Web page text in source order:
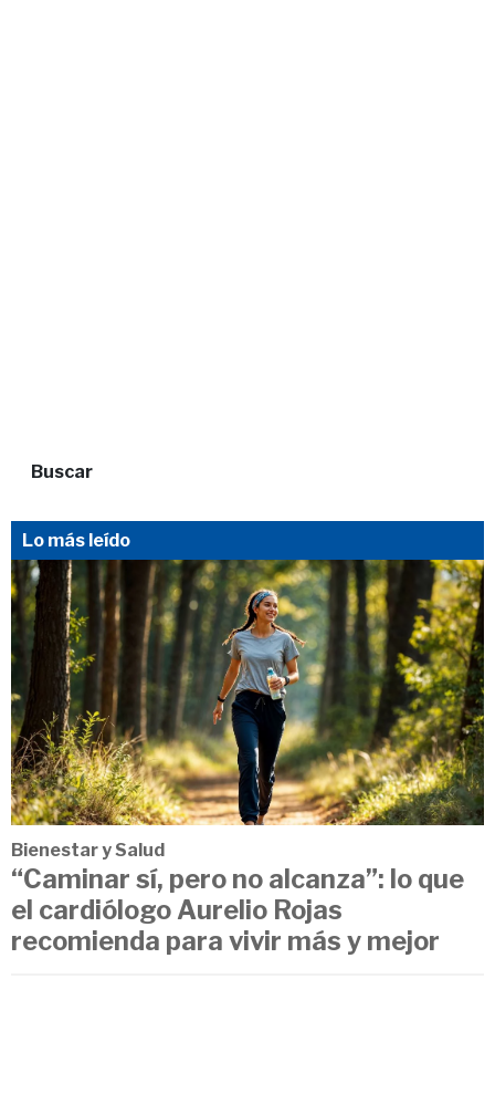
Buscar
Lo más leído
Bienestar y Salud
“Caminar sí, pero no alcanza”: lo que
el cardiólogo Aurelio Rojas
recomienda para vivir más y mejor